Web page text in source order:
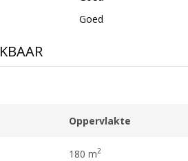
Goed
Oppervlakte
180 m2